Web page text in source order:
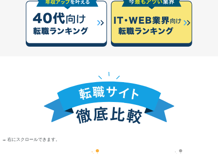
→ 右にスクロールできます。